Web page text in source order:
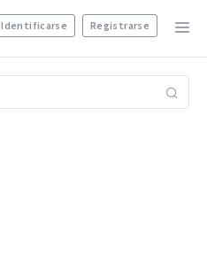
Identificarse Registrarse